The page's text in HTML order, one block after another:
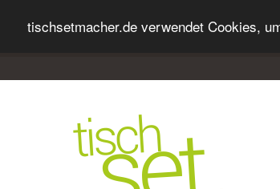
tischsetmacher.de verwendet Cookies,